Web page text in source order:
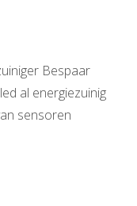
Bespaar
al energiezuinig
sensoren